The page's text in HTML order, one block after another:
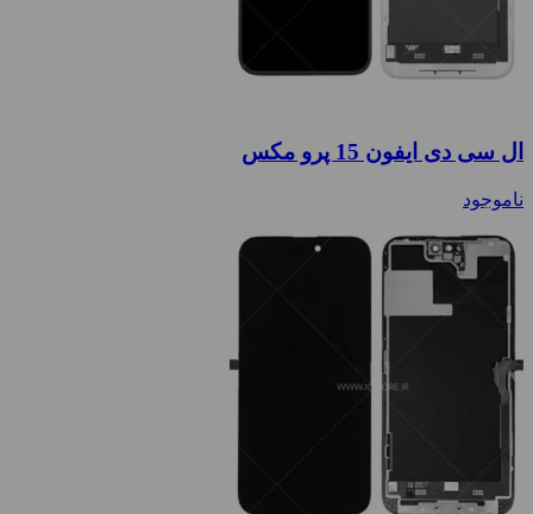
ال سی دی ایفون 15 پرو مکس
ناموجود